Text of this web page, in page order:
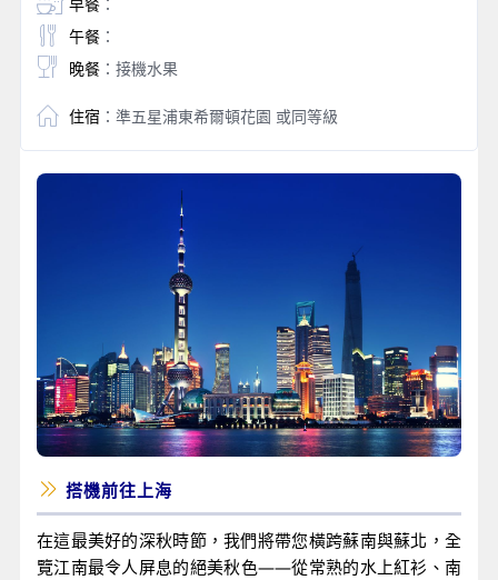
午餐：
晚餐：接機水果
住宿 ：準五星浦東希爾頓花園 或同等級
搭機前往上海
在這最美好的深秋時節，我們將帶您橫跨蘇南與蘇北，全
覽江南最令人屏息的絕美秋色——從常熟的水上紅衫、南